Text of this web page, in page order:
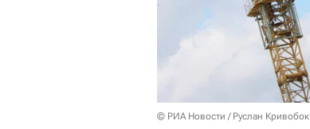
© РИА Новости / Руслан Кривобок